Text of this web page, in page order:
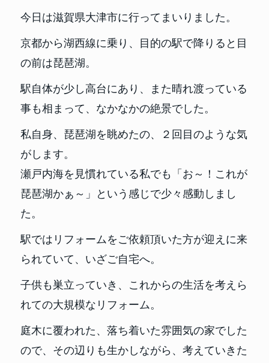
今日は滋賀県大津市に行ってまいりました。
京都から湖西線に乗り、目的の駅で降りると目
の前は琵琶湖。
駅自体が少し高台にあり、また晴れ渡っている
事も相まって、なかなかの絶景でした。
私自身、琵琶湖を眺めたの、２回目のような気
がします。
瀬戸内海を見慣れている私でも「お～！これが
琵琶湖かぁ～」という感じで少々感動しまし
た。
駅ではリフォームをご依頼頂いた方が迎えに来
られていて、いざご自宅へ。
子供も巣立っていき、これからの生活を考えら
れての大規模なリフォーム。
庭木に覆われた、落ち着いた雰囲気の家でした
ので、その辺りも生かしながら、考えていきた